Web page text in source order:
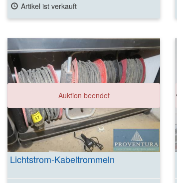
Artikel ist verkauft
Auktion beendet
Lichtstrom-Kabeltrommeln